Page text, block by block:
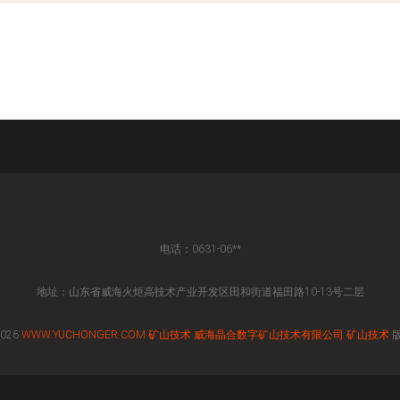
电话：0631-06**
地址：山东省威海火炬高技术产业开发区田和街道福田路10-13号二层
WWW.YUCHONGER.COM 矿山技术 威海晶合数字矿山技术有限公司 矿山技术